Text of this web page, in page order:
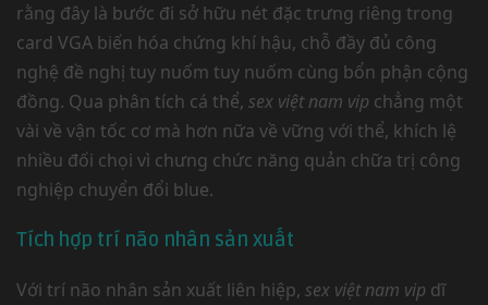
rằng đây là bước đi sở hữu nét đặc trưng riêng trong
card VGA biến hóa chứng khí hậu, chỗ đầy đủ công
nghệ đề nghị tuy nuốm tuy nuốm cùng bổn phận cộng
đồng. Qua phân tích cá thể, sex việt nam vip chẳng một
vài về vận tốc cơ mà hơn nữa về vững với thể, khích lệ
nhiều đối chọi vì chưng chức năng quản chữa trị công
nghiệp chuyển đổi blue.
Tích hợp trí não nhân sản xuất
Với trí não nhân sản xuất liên hiệp, sex việt nam vip dĩ